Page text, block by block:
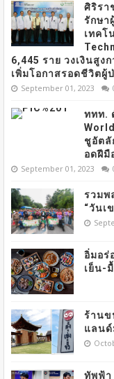
ศิริรา
รักษา
เทคโ
6,445 ราย วงเงินสูง
เพิ่มโอกาสรอดชีวิตผู้
September 01, 2023
ททท.
ชูอัตลั
อดฝีมื
September 01, 2023
รวมพ
“วันเ
อิ่มอร่
เย็น-
ร้านข
แลนด์
ทัพฟ้า